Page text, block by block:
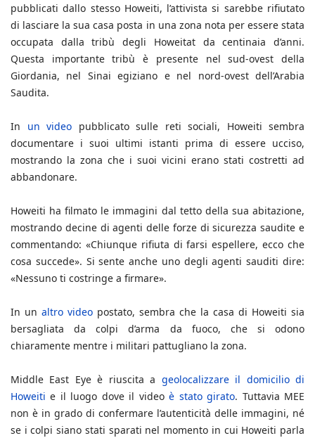
pubblicati dallo stesso Howeiti, l’attivista si sarebbe rifiutato
di lasciare la sua casa posta in una zona nota per essere stata
occupata dalla tribù degli Howeitat da centinaia d’anni.
Questa importante tribù è presente nel sud-ovest della
Giordania, nel Sinai egiziano e nel nord-ovest dell’Arabia
Saudita.
In un video pubblicato sulle reti sociali, Howeiti sembra
documentare i suoi ultimi istanti prima di essere ucciso,
mostrando la zona che i suoi vicini erano stati costretti ad
abbandonare.
Howeiti ha filmato le immagini dal tetto della sua abitazione,
mostrando decine di agenti delle forze di sicurezza saudite e
commentando: «Chiunque rifiuta di farsi espellere, ecco che
cosa succede». Si sente anche uno degli agenti sauditi dire:
«Nessuno ti costringe a firmare».
In un altro video postato, sembra che la casa di Howeiti sia
bersagliata da colpi d’arma da fuoco, che si odono
chiaramente mentre i militari pattugliano la zona.
Middle East Eye è riuscita a geolocalizzare il domicilio di
Howeiti e il luogo dove il videoè stato girato. Tuttavia MEE
non è in grado di confermare l’autenticità delle immagini, né
se i colpi siano stati sparati nel momento in cui Howeiti parla